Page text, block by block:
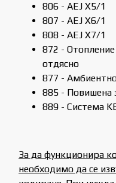
806 - AEJ X5/1
807 - AEJ X6/1
808 - AEJ X7/1
872 -
отдясно
877 -
885 - Повишена
889 - Система
За да функционира
необходимо да се